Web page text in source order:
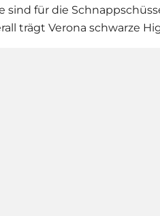
sind für die
trägt Verona schwarze